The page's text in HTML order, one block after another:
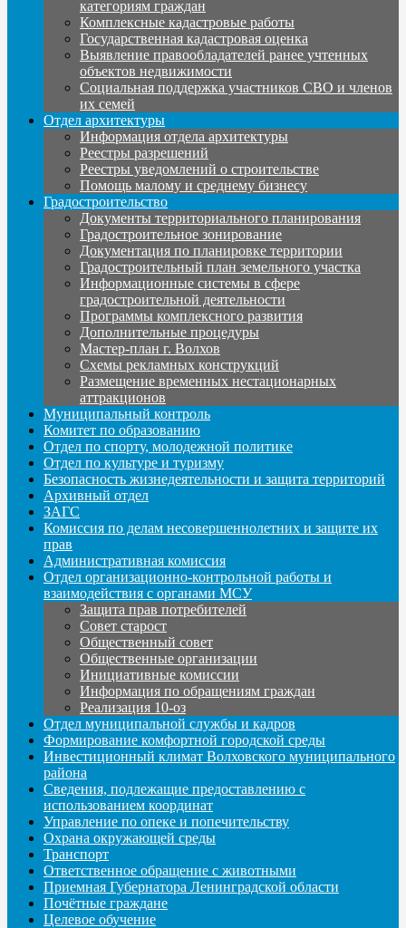
категориям граждан
Комплексные кадастровые работы
Государственная кадастровая оценка
Выявление правообладателей ранее учтенных
объектов недвижимости
Социальная поддержка участников СВО и членов
их семей
Отдел архитектуры
Информация отдела архитектуры
Реестры разрешений
Реестры уведомлений о строительстве
Помощь малому и среднему бизнесу
Градостроительство
Документы территориального планирования
Градостроительное зонирование
Документация по планировке территории
Градостроительный план земельного участка
Информационные системы в сфере
градостроительной деятельности
Программы комплексного развития
Дополнительные процедуры
Мастер-план г. Волхов
Схемы рекламных конструкций
Размещение временных нестационарных
аттракционов
Муниципальный контроль
Комитет по образованию
Отдел по спорту, молодежной политике
Отдел по культуре и туризму
Безопасность жизнедеятельности и защита территорий
Архивный отдел
ЗАГС
Комиссия по делам несовершеннолетних и защите их
прав
Административная комиссия
Отдел организационно-контрольной работы и
взаимодействия с органами МСУ
Защита прав потребителей
Совет старост
Общественный совет
Общественные организации
Инициативные комиссии
Информация по обращениям граждан
Реализация 10-оз
Отдел муниципальной службы и кадров
Формирование комфортной городской среды
Инвестиционный климат Волховского муниципального
района
Сведения, подлежащие предоставлению с
использованием координат
Управление по опеке и попечительству
Охрана окружающей среды
Транспорт
Ответственное обращение с животными
Приемная Губернатора Ленинградской области
Почётные граждане
Целевое обучение